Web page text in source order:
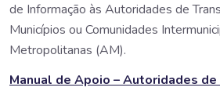
de Informação às Autoridades de
Municípios ou Comunidades
Metropolitanas (AM).
Manual de Apoio – Autoridades